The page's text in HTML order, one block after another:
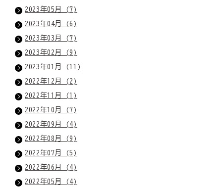
2023年05月 (7)
2023年04月 (6)
2023年03月 (7)
2023年02月 (9)
2023年01月 (11)
2022年12月 (2)
2022年11月 (1)
2022年10月 (7)
2022年09月 (4)
2022年08月 (9)
2022年07月 (5)
2022年06月 (4)
2022年05月 (4)